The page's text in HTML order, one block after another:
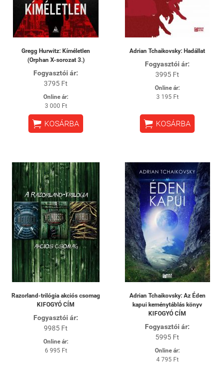
Gregg Hurwitz: Kíméletlen
(Orphan X-sorozat 3.)
Fogyasztói ár:
3795 Ft
Online ár:
3 000 Ft
 KOSÁRBA
Adrian Tchaikovsky: Hadállat
Fogyasztói ár:
3995 Ft
Online ár:
3 195 Ft
 KOSÁRBA
Razorland-trilógia akciós csomag
KIFOGYÓ CÍM
Fogyasztói ár:
9985 Ft
Online ár:
6 995 Ft
Adrian Tchaikovsky: Az Éden
kapui keménytáblás könyv
KIFOGYÓ CÍM
Fogyasztói ár:
5995 Ft
Online ár:
4 795 Ft